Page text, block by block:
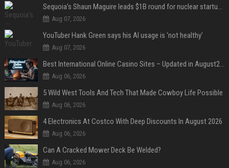
Sequoia’s Shaun Maguire leads $1B round for nuclear startup Valar Atomics
Aug 07, 2026
YouTuber Hank Green says his AI usage is ‘not healthy’
Aug 07, 2026
Best International Online Casino Sites – Updated in August2026
Aug 06, 2026
5 Wild West Tools And Tech That Made Cowboy Life Possible
Aug 06, 2026
4 Electronics At Costco With Deep Discounts In August 2026
Aug 06, 2026
Can A Cracked Mower Deck Be Welded?
Aug 06, 2026